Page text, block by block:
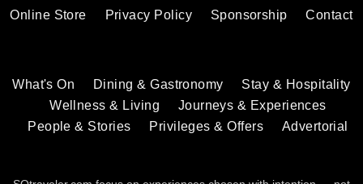
Online Store Privacy Policy Sponsorship Contact
What's On Dining & Gastronomy
Stay & Hospitality
Wellness & Living
Journeys & Experiences
People & Stories
Privileges & Offers Advertorial